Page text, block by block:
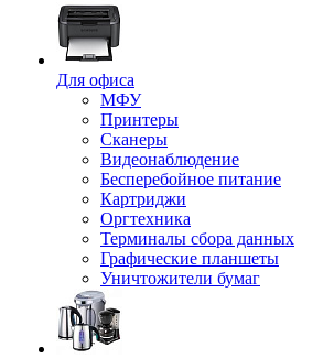
Для офиса
МФУ
Принтеры
Сканеры
Видеонаблюдение
Бесперебойное питание
Картриджи
Оргтехника
Терминалы сбора данных
Графические планшеты
Уничтожители бумаг